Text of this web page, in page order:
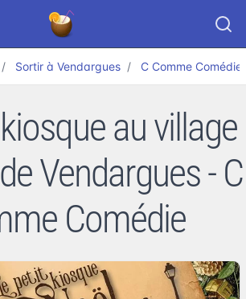
Sortir à Vendargues C Comme Comédie
au village
Vendargues - C
Comédie